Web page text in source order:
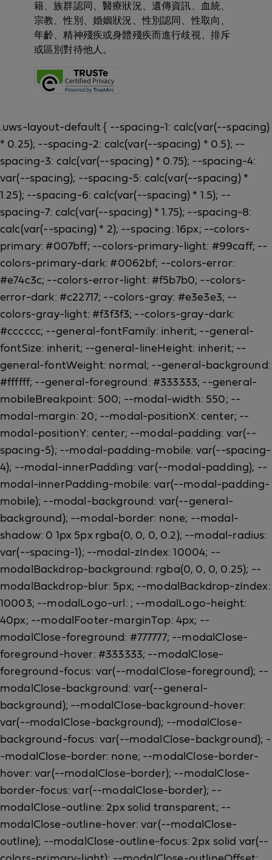
籍、族群認同、醫療狀況、遺傳資訊、血統、
宗教、性別、婚姻狀況、性別認同、性取向、
年齡、精神殘疾或身體殘疾而進行歧視、排斥
或區別對待他人。